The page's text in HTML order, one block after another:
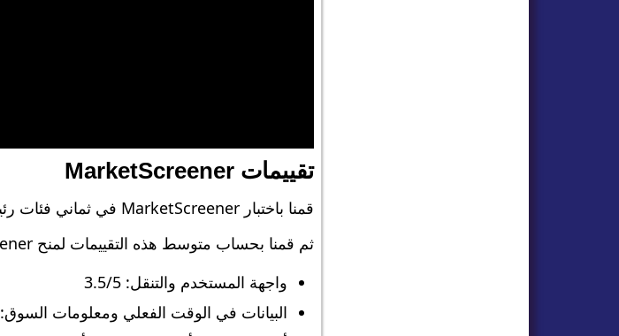
تقييمات MarketScreener
قمنا باختبار MarketScreener في ثماني فئات رئيسية ومنحناها تقييمًا من 0 إلى 5 (الأعلى هو الأفضل) لكل فئة.
ثم قمنا بحساب متوسط هذه التقييمات لمنح MarketScreener تقييمًا إجماليًا ممتازًا بلغ 3.35/5.
واجهة المستخدم والتنقل: 3.5/5
البيانات في الوقت الفعلي ومعلومات السوق: 3.75/5